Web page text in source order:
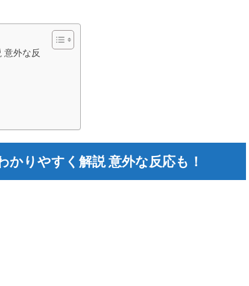
意外な反
りやすく解説 意外な反応も！